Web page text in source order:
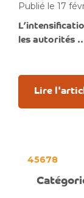
Publié le 17
les autorités
Lire
45678